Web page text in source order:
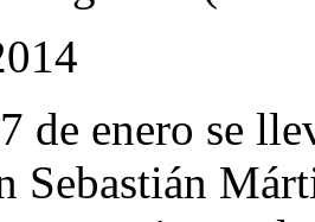
de enero se
Sebastián